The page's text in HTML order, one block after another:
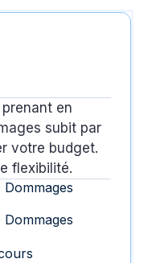
en
subit par
votre budget.
flexibilité.